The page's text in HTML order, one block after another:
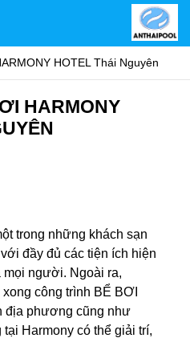
HOTEL Thái Nguyên
HARMONY
trong những khách sạn
đầy đủ các tiện ích hiện
mọi người. Ngoài ra,
công trình BỂ BƠI
địa phương cũng như
Harmony có thể giải trí,